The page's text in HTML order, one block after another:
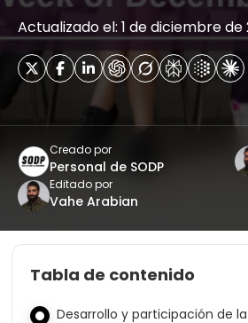
Actualizado el: 1 de diciembre de
Creado por
Personal de SODP
Editado por
Vahe Arabian
Tabla de contenido
Desarrollo y participación de